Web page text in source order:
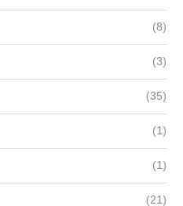
(8)
(3)
(35)
(1)
(1)
(21)